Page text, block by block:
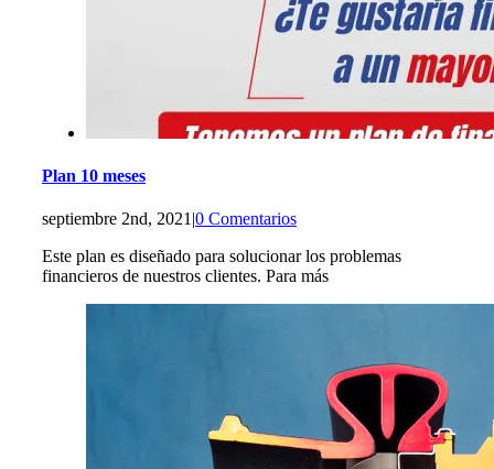
Plan 10 meses
septiembre 2nd, 2021 |0 Comentarios
Este plan es diseñado para solucionar los problemas
financieros de nuestros clientes. Para más